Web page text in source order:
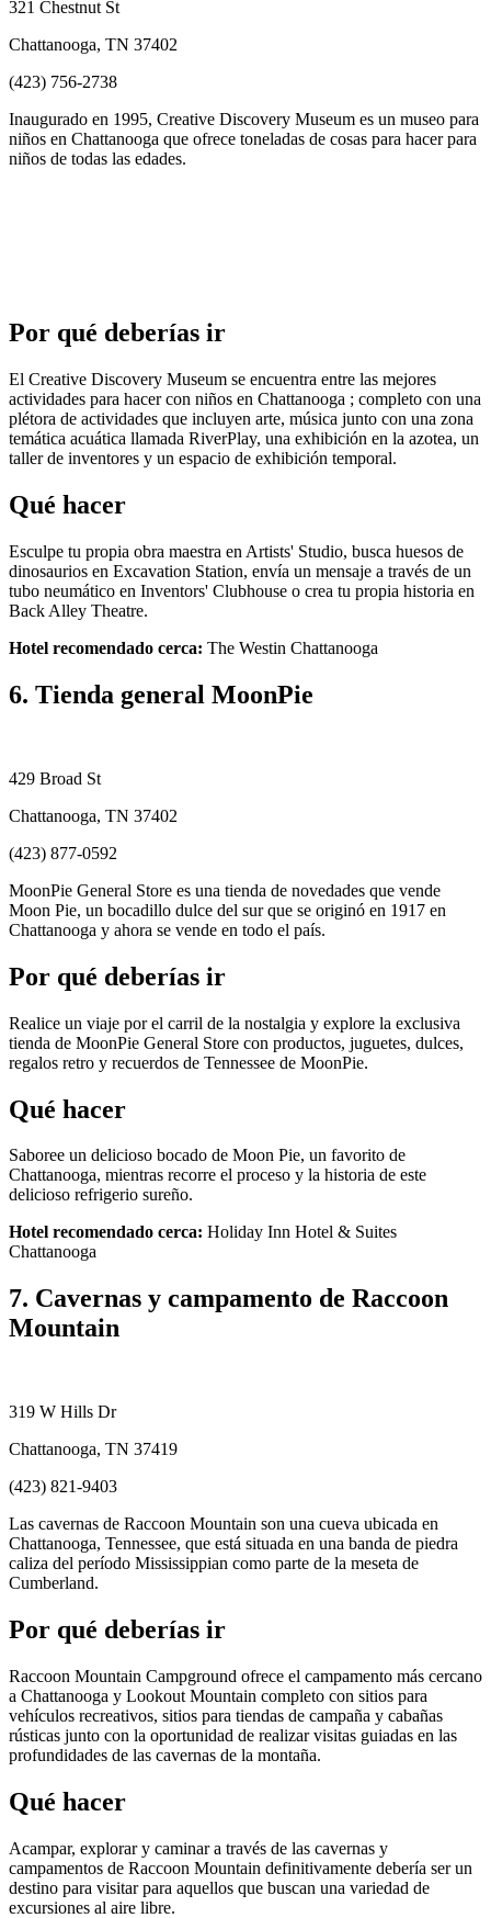
321 Chestnut St
Chattanooga, TN 37402
(423) 756-2738
Inaugurado en 1995, Creative Discovery Museum es un museo para
niños en Chattanooga que ofrece toneladas de cosas para hacer para
niños de todas las edades.
Por qué deberías ir
El Creative Discovery Museum se encuentra entre las mejores
actividades para hacer con niños en Chattanooga ; completo con una
plétora de actividades que incluyen arte, música junto con una zona
temática acuática llamada RiverPlay, una exhibición en la azotea, un
taller de inventores y un espacio de exhibición temporal.
Qué hacer
Esculpe tu propia obra maestra en Artists' Studio, busca huesos de
dinosaurios en Excavation Station, envía un mensaje a través de un
tubo neumático en Inventors' Clubhouse o crea tu propia historia en
Back Alley Theatre.
Hotel recomendado cerca: The Westin Chattanooga
6. Tienda general MoonPie
429 Broad St
Chattanooga, TN 37402
(423) 877-0592
MoonPie General Store es una tienda de novedades que vende
Moon Pie, un bocadillo dulce del sur que se originó en 1917 en
Chattanooga y ahora se vende en todo el país.
Por qué deberías ir
Realice un viaje por el carril de la nostalgia y explore la exclusiva
tienda de MoonPie General Store con productos, juguetes, dulces,
regalos retro y recuerdos de Tennessee de MoonPie.
Qué hacer
Saboree un delicioso bocado de Moon Pie, un favorito de
Chattanooga, mientras recorre el proceso y la historia de este
delicioso refrigerio sureño.
Hotel recomendado cerca: Holiday Inn Hotel & Suites
Chattanooga
7. Cavernas y campamento de Raccoon
Mountain
319 W Hills Dr
Chattanooga, TN 37419
(423) 821-9403
Las cavernas de Raccoon Mountain son una cueva ubicada en
Chattanooga, Tennessee, que está situada en una banda de piedra
caliza del período Mississippian como parte de la meseta de
Cumberland.
Por qué deberías ir
Raccoon Mountain Campground ofrece el campamento más cercano
a Chattanooga y Lookout Mountain completo con sitios para
vehículos recreativos, sitios para tiendas de campaña y cabañas
rústicas junto con la oportunidad de realizar visitas guiadas en las
profundidades de las cavernas de la montaña.
Qué hacer
Acampar, explorar y caminar a través de las cavernas y
campamentos de Raccoon Mountain definitivamente debería ser un
destino para visitar para aquellos que buscan una variedad de
excursiones al aire libre.